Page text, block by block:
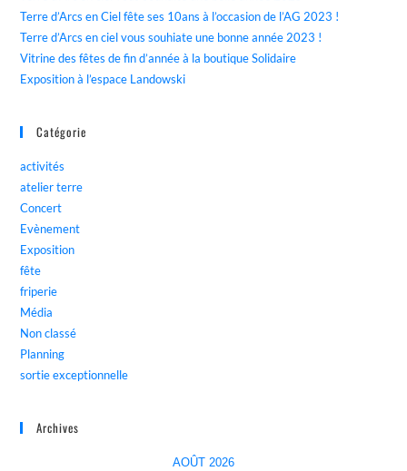
Terre d’Arcs en Ciel fête ses 10ans à l’occasion de l’AG 2023 !
Terre d’Arcs en ciel vous souhiate une bonne année 2023 !
Vitrine des fêtes de fin d’année à la boutique Solidaire
Exposition à l’espace Landowski
Catégorie
activités
atelier terre
Concert
Evènement
Exposition
fête
friperie
Média
Non classé
Planning
sortie exceptionnelle
Archives
AOÛT 2026